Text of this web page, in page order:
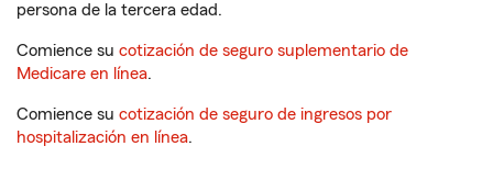
persona de la tercera edad.
Comience su cotización de seguro suplementario de
Medicare en línea.
Comience su cotización de seguro de ingresos por
hospitalización en línea.